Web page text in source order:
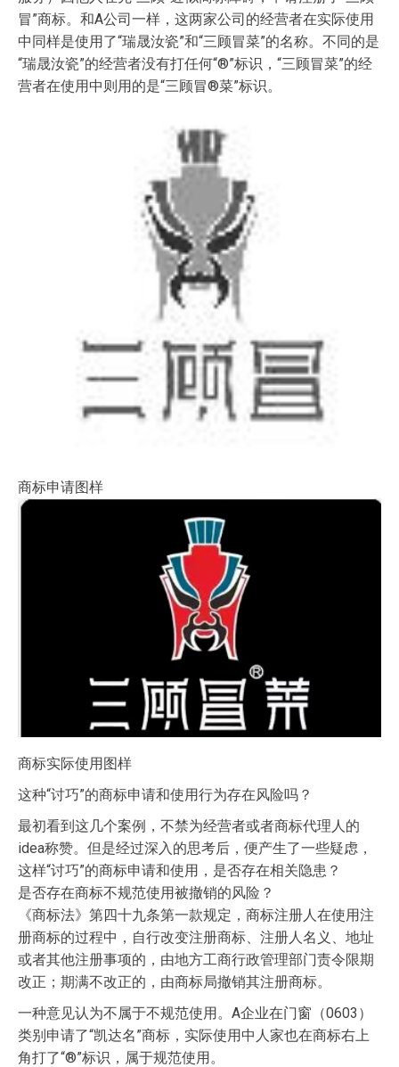
冒”商标。和A公司一样，这两家公司的经营者在实际使用
中同样是使用了“瑞晟汝瓷”和“三顾冒菜”的名称。不同的是
“瑞晟汝瓷”的经营者没有打任何“®”标识，“三顾冒菜”的经
营者在使用中则用的是“三顾冒®菜”标识。
商标申请图样
商标实际使用图样
这种“讨巧”的商标申请和使用行为存在风险吗？
最初看到这几个案例，不禁为经营者或者商标代理人的
idea称赞。但是经过深入的思考后，便产生了一些疑虑，
这样“讨巧”的商标申请和使用，是否存在相关隐患？
是否存在商标不规范使用被撤销的风险？
《商标法》第四十九条第一款规定，商标注册人在使用注
册商标的过程中，自行改变注册商标、注册人名义、地址
或者其他注册事项的，由地方工商行政管理部门责令限期
改正；期满不改正的，由商标局撤销其注册商标。
一种意见认为不属于不规范使用。A企业在门窗（0603）
类别申请了“凯达名”商标，实际使用中人家也在商标右上
角打了“®”标识，属于规范使用。